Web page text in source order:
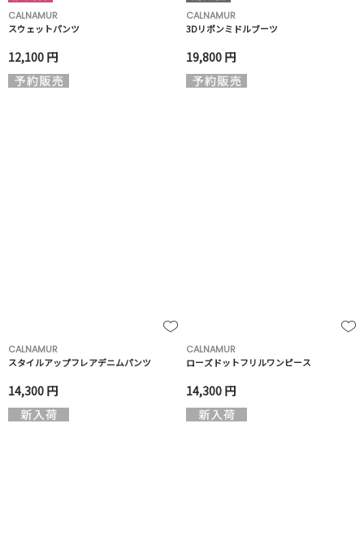
CALNAMUR
スウェットパンツ
12,100 円
CALNAMUR
3Dリボンミドルブーツ
19,800 円
CALNAMUR
スタイルアップフレアデニムパンツ
14,300 円
CALNAMUR
ローズドットフリルワンピース
14,300 円